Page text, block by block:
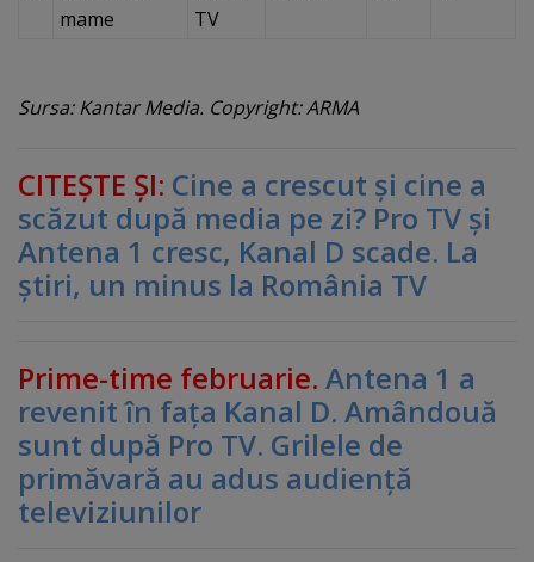
mame
TV
Sursa: Kantar Media. Copyright: ARMA
CITEŞTE ŞI: Cine a crescut şi cine a
scăzut după media pe zi? Pro TV şi
Antena 1 cresc, Kanal D scade. La
ştiri, un minus la România TV
Prime-time februarie. Antena 1 a
revenit în faţa Kanal D. Amândouă
sunt după Pro TV. Grilele de
primăvară au adus audienţă
televiziunilor